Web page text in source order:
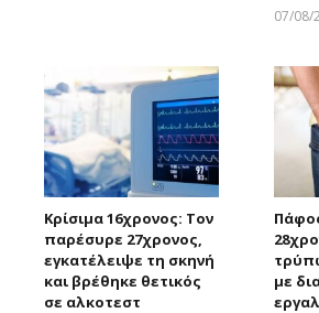
07/08/
Κρίσιμα 16χρονος: Τον
παρέσυρε 27χρονος,
εγκατέλειψε τη σκηνή
και βρέθηκε θετικός
σε αλκοτεστ
με